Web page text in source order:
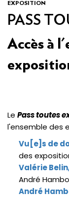
EXPOSITION
PASS
Accès à
Le Pass toutes
l'ensemble des
Vu[e]s de
des
Valérie
André
André